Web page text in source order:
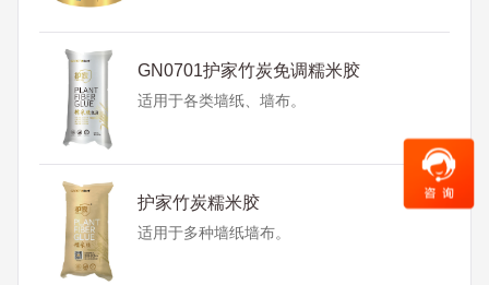
GN0701护家竹炭免调糯米胶
适用于各类墙纸、墙布。
护家竹炭糯米胶
适用于多种墙纸墙布。